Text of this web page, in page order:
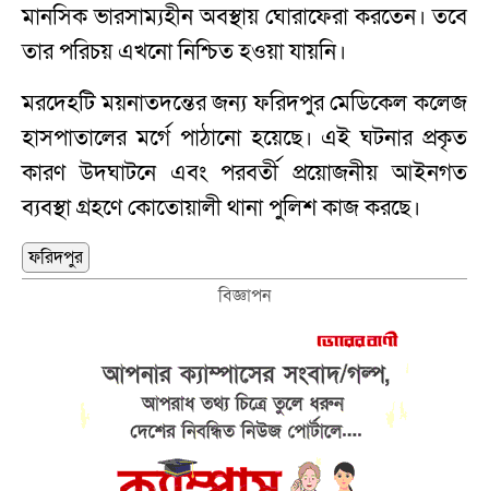
মানসিক ভারসাম্যহীন অবস্থায় ঘোরাফেরা করতেন। তবে
তার পরিচয় এখনো নিশ্চিত হওয়া যায়নি।
মরদেহটি ময়নাতদন্তের জন্য ফরিদপুর মেডিকেল কলেজ
হাসপাতালের মর্গে পাঠানো হয়েছে। এই ঘটনার প্রকৃত
কারণ উদঘাটনে এবং পরবর্তী প্রয়োজনীয় আইনগত
ব্যবস্থা গ্রহণে কোতোয়ালী থানা পুলিশ কাজ করছে।
ফরিদপুর
বিজ্ঞাপন